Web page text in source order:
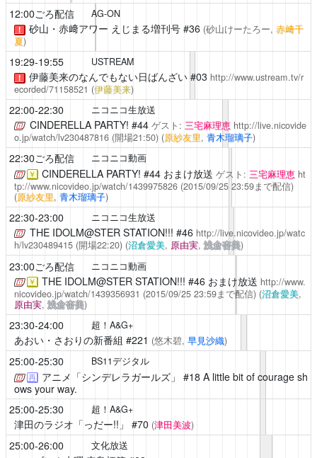
12:00ごろ配信 AG-ON
！ 砂山・赤﨑アワー えじまる増刊号#36 (砂山けーたろー, 赤﨑千
夏)
19:29-19:55 USTREAM
！ 伊藤美来のなんでもない日ばんざい#03 http://www.ustream.tv/r
ecorded/71158521 (伊藤美来)
22:00-22:30 ニコニコ生放送
CINDERELLA PARTY! #44 ゲスト: 三宅麻理恵 http://live.nicovide
o.jp/watch/lv230487816(開場21:50) (原紗友里, 青木瑠璃子)
22:30ごろ配信 ニコニコ動画
￥ CINDERELLA PARTY! #44 おまけ放送 ゲスト: 三宅麻理恵 ht
tp://www.nicovideo.jp/watch/1439975826(2015/09/25 23:59まで配信)
(原紗友里, 青木瑠璃子)
22:30-23:00 ニコニコ生放送
THE IDOLM@STER STATION!!! #46 http://live.nicovideo.jp/watc
h/lv230489415(開場22:20) (沼倉愛美, 原由実,浅倉杏美)
23:00ごろ配信 ニコニコ動画
￥ THE IDOLM@STER STATION!!! #46 おまけ放送 http://www.
nicovideo.jp/watch/1439356931 (2015/09/25 23:59まで配信) (沼倉愛美,
原由実,浅倉杏美)
23:30-24:00 超！A&G+
あおい・さおりの新番組 #221 (悠木碧, 早見沙織)
25:00-25:30 BS11デジタル
再 アニメ「シンデレラガールズ」 #18 A little bit of courage sh
ows your way.
25:00-25:30
超！A&G+
津田のラジオ「っだー!!」 #70 (津田美波)
25:00-26:00 文化放送